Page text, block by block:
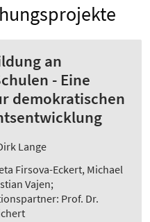
an
- Eine
demokratischen
Lange
Firsova-Eckert, Michael
Vajen;
Prof. Dr.